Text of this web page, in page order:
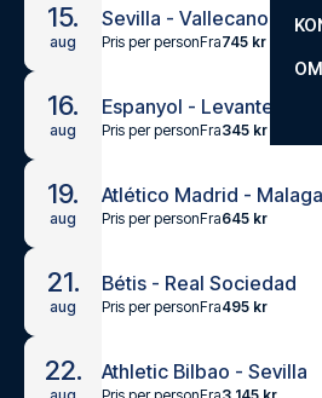
15.
aug
Sevilla - Vallecano
Pris per personFra745 kr
16.
aug
Espanyol - Levante UD
Pris per personFra345 kr
19.
aug
Atlético Madrid - Malaga
Pris per personFra645 kr
21.
aug
Bétis - Real Sociedad
Pris per personFra495 kr
22. Athletic Bilbao - Sevilla
Pris per personFra3 145 kr